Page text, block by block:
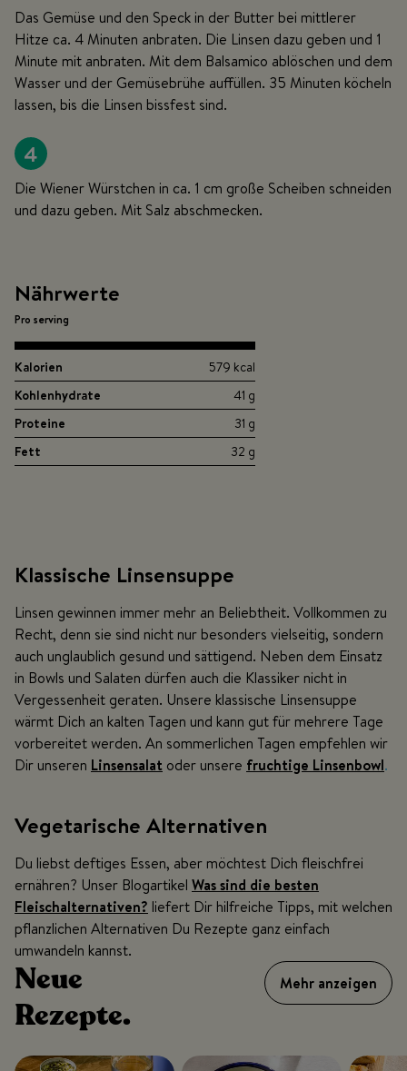
Das Gemüse und den Speck in der Butter bei mittlerer
Hitze ca. 4 Minuten anbraten. Die Linsen dazu geben und 1
Minute mit anbraten. Mit dem Balsamico ablöschen und dem
Wasser und der Gemüsebrühe auffüllen. 35 Minuten köcheln
lassen, bis die Linsen bissfest sind.
4
Die Wiener Würstchen in ca. 1 cm große Scheiben schneiden
und dazu geben. Mit Salz abschmecken.
Nährwerte
Pro serving
Kalorien
579 kcal
Kohlenhydrate
41 g
Proteine
31 g
Fett
32 g
Klassische Linsensuppe
Linsen gewinnen immer mehr an Beliebtheit. Vollkommen zu
Recht, denn sie sind nicht nur besonders vielseitig, sondern
auch unglaublich gesund und sättigend. Neben dem Einsatz
in Bowls und Salaten dürfen auch die Klassiker nicht in
Vergessenheit geraten. Unsere klassische Linsensuppe
wärmt Dich an kalten Tagen und kann gut für mehrere Tage
vorbereitet werden. An sommerlichen Tagen empfehlen wir
Dir unseren Linsensalat oder unsere fruchtige Linsenbowl.
Vegetarische Alternativen
Du liebst deftiges Essen, aber möchtest Dich fleischfrei
ernähren? Unser Blogartikel Was sind die besten
Fleischalternativen? liefert Dir hilfreiche Tipps, mit welchen
pflanzlichen Alternativen Du Rezepte ganz einfach
umwandeln kannst.
Neue
Rezepte.
Mehr anzeigen